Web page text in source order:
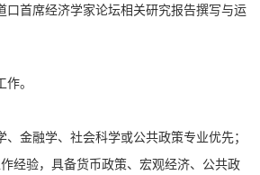
口首席经济学家论坛相关研究报告撰写与运
。
、金融学、社会科学或公共政策专业优先；
经验，具备货币政策、宏观经济、公共政